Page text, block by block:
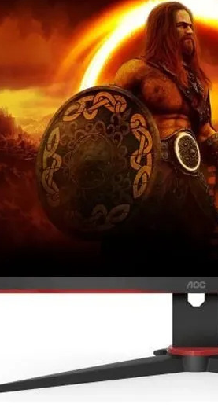
Disque SSD